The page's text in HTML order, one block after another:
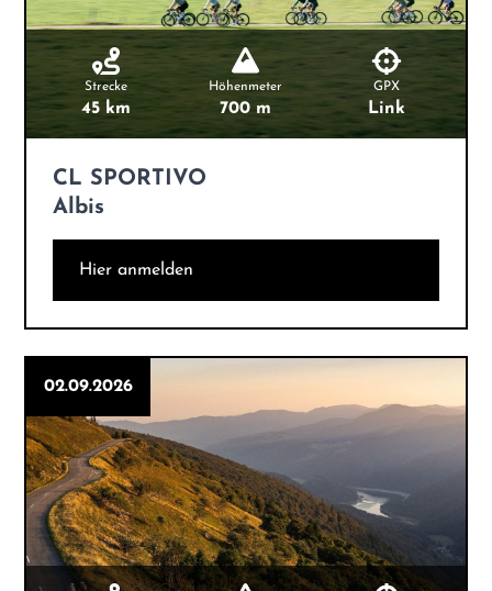
Strecke
45 km
Höhenmeter
700 m
GPX
Link
CL SPORTIVO
Albis
Hier anmelden
02.09.2026